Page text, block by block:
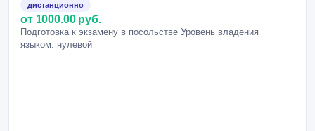
дистанционно
от 1000.00 руб.
Подготовка к экзамену в посольстве Уровень владения
языком: нулевой